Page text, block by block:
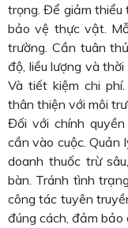
trọng. Để giảm thiểu
bảo vệ thực vật.
trường. Cần tuân
độ, liều lượng và
Và tiết kiệm chi
thân thiện với môi
Đối với chính
cần vào cuộc. Quản
doanh thuốc trừ
bàn. Tránh tình
công tác tuyên
đúng cách, đảm bảo